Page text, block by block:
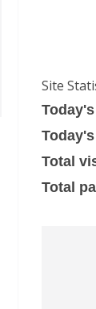
Site
Total
Total